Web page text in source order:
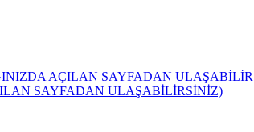
AÇILAN SAYFADAN
SAYFADAN ULAŞABİLİRSİNİZ)